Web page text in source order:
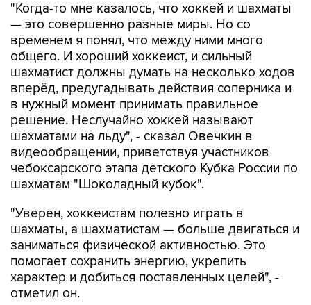
"Когда-то мне казалось, что хоккей и шахматы
— это совершенно разные миры. Но со
временем я понял, что между ними много
общего. И хороший хоккеист, и сильный
шахматист должны думать на несколько ходов
вперёд, предугадывать действия соперника и
в нужный момент принимать правильное
решение. Неслучайно хоккей называют
шахматами на льду", - сказал Овечкин в
видеообращении, приветствуя участников
чебоксарского этапа детского Кубка России по
шахматам "Шоколадный кубок".
"Уверен, хоккеистам полезно играть в
шахматы, а шахматистам — больше двигаться и
заниматься физической активностью. Это
помогает сохранить энергию, укрепить
характер и добиться поставленных целей", -
отметил он.